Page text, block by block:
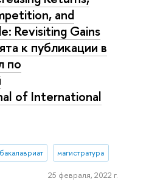
and
Revisiting Gains
к публикации в
по
of International
бакалавриат магистратура
25 февраля, 2022 г.